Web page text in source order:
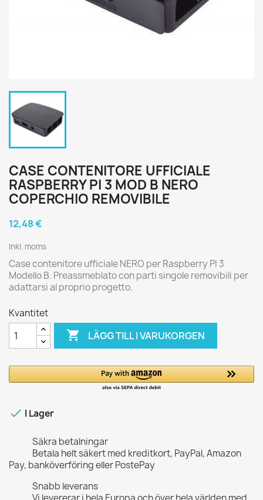
CASE CONTENITORE UFFICIALE
RASPBERRY PI 3 MOD B NERO
COPERCHIO REMOVIBILE
12,48 €
Inkl. moms
Case contenitore ufficiale NERO per Raspberry PI 3
Modello B. Preassmeblato con parti singole removibili per
adattarsi al proprio progetto.
Kvantitet
 LÄGG TILL I VARUKORGEN
 I Lager
Säkra betalningar
Betala helt säkert med kreditkort, PayPal, Amazon
Pay, banköverföring eller PostePay
Snabb leverans